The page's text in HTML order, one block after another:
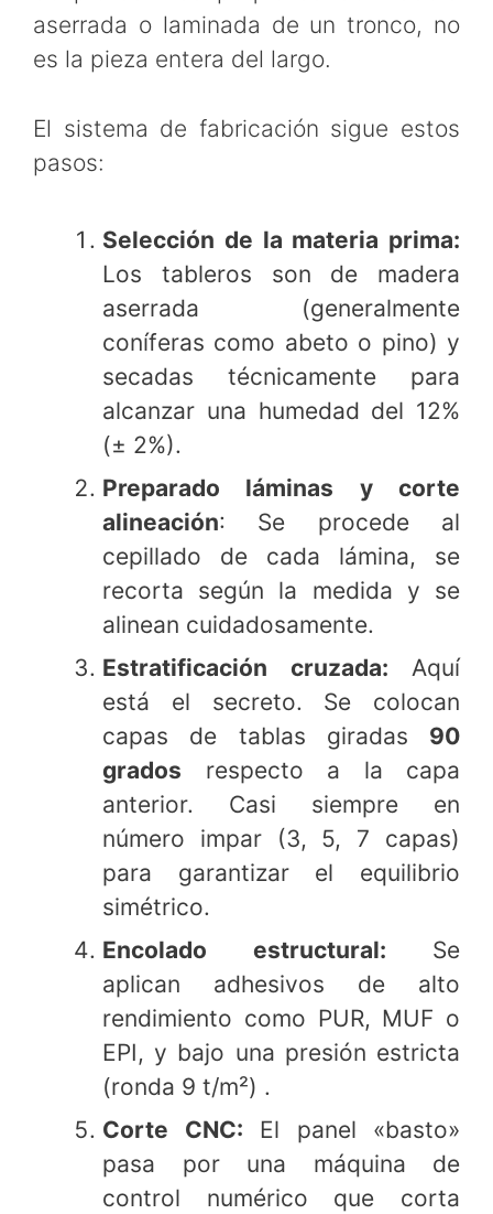
aserrada o laminada de un tronco, no
es la pieza entera del largo.
El sistema de fabricación sigue estos
pasos:
Selección de la materia prima:
Los tableros son de madera
aserrada (generalmente
coníferas como abeto o pino) y
secadas técnicamente para
alcanzar una humedad del 12%
(± 2%).
Preparado láminas y corte
alineación: Se procede al
cepillado de cada lámina, se
recorta según la medida y se
alinean cuidadosamente.
Estratificación cruzada: Aquí
está el secreto. Se colocan
capas de tablas giradas 90
grados respecto a la capa
anterior. Casi siempre en
número impar (3, 5, 7 capas)
para garantizar el equilibrio
simétrico.
Encolado estructural: Se
aplican adhesivos de alto
rendimiento como PUR, MUF o
EPI, y bajo una presión estricta
(ronda 9 t/m²) .
Corte CNC: El panel «basto»
pasa por una máquina de
control numérico que corta